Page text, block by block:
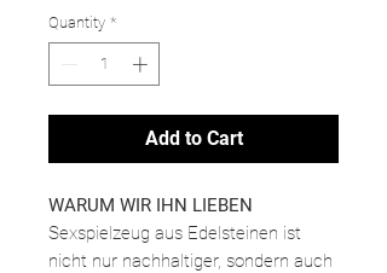
Quantity *
Add to Cart
WARUM WIR IHN LIEBEN
Sexspielzeug aus Edelsteinen ist
nicht nur nachhaltiger, sondern auch